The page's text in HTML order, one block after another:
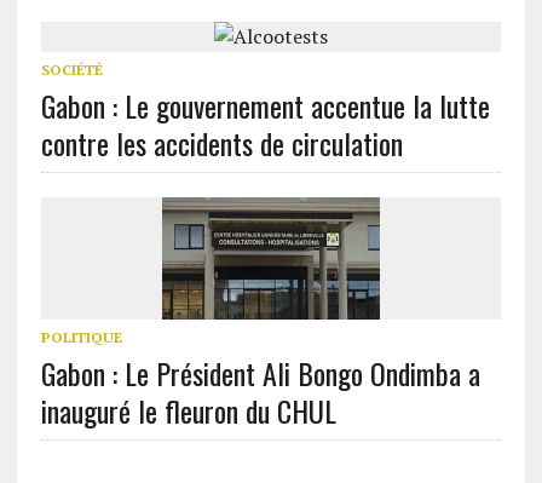
SOCIÉTÉ
Gabon : Le gouvernement accentue la lutte
contre les accidents de circulation
POLITIQUE
Gabon : Le Président Ali Bongo Ondimba a
inauguré le fleuron du CHUL